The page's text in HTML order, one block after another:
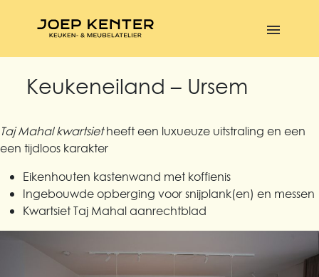
Keukeneiland – Ursem
Taj Mahal kwartsietheeft een luxueuze uitstraling en een
een tijdloos karakter
Eikenhouten kastenwand met koffienis
Ingebouwde opberging voor snijplank(en) en messen
Kwartsiet Taj Mahal aanrechtblad